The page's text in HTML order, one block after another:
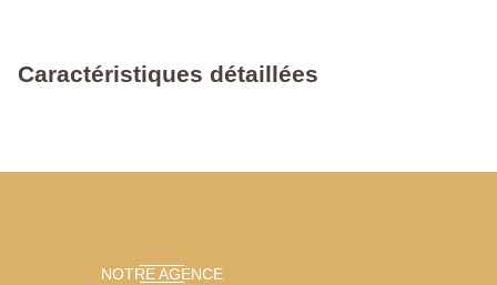
Caractéristiques détaillées
NOTRE AGENCE